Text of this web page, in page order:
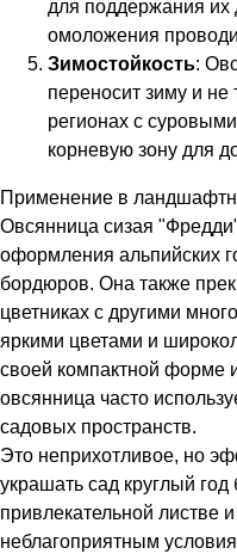
для поддержания их
омоложения
Зимостойкость:
переносит зиму и не
регионах с
корневую зону для
Применение в
Овсянница сизая
оформления альпийских
бордюров. Она также
цветниках с другими
яркими цветами и
своей компактной форме
овсянница часто
садовых пространств.
Это неприхотливое, но
украшать сад круглый год
привлекательной листве
неблагоприятным